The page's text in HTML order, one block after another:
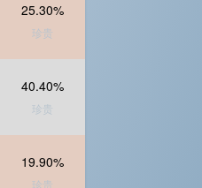
25.30%
珍贵
40.40%
珍贵
19.90%
珍贵